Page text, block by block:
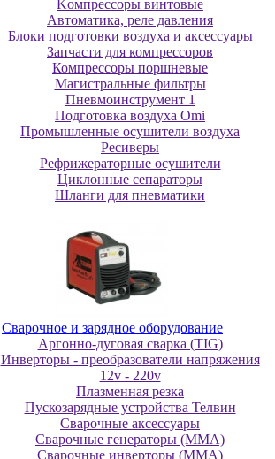
Koмпpeccopы винтoвыe
Автоматика, реле давления
Блоки подготовки воздуха и аксессуары
Запчасти для компрессоров
Компрессоры поршневые
Магистральные фильтры
Пневмоинструмент 1
Подготовка воздуха Omi
Промышленные осушители воздуха
Ресиверы
Рефрижераторные осушители
Циклонные сепараторы
Шланги для пневматики
Cвapoчнoe и зарядное оборудование
Аргонно-дуговая сварка (TIG)
Инверторы - преобразователи напряжения
12v - 220v
Плазменная резка
Пускозарядные устройства Телвин
Сварочные аксессуары
Сварочные генераторы (MMA)
Сварочные инверторы (MMA)